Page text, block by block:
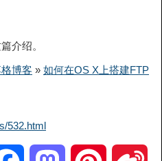
介绍。
博客 » 如何在OS X上搭建FTP
532.html